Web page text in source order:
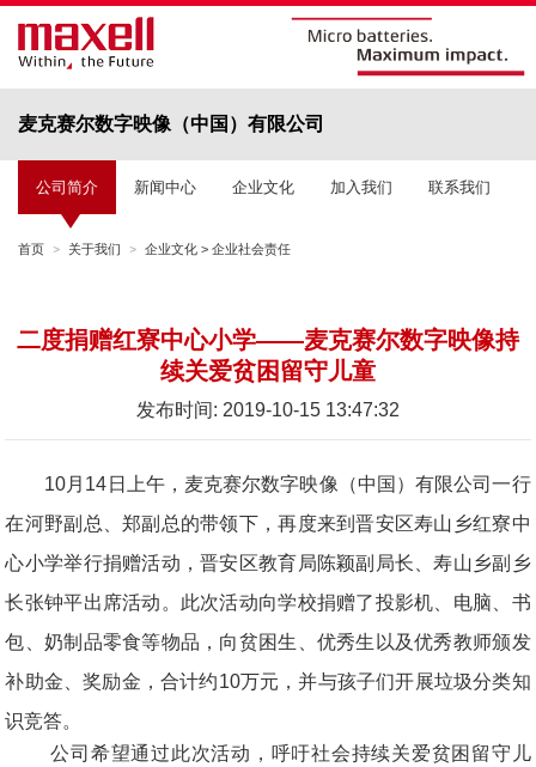
麦克赛尔数字映像（中国）有限公司
公司简介 新闻中心 企业文化 加入我们 联系我们
首页 关于我们 企业文化 > 企业社会责任
二度捐赠红寮中心小学——麦克赛尔数字映像持
续关爱贫困留守儿童
发布时间: 2019-10-15 13:47:32
10月14日上午，麦克赛尔数字映像（中国）有限公司一行
在河野副总、郑副总的带领下，再度来到晋安区寿山乡红寮中
心小学举行捐赠活动，晋安区教育局陈颖副局长、寿山乡副乡
长张钟平出席活动。此次活动向学校捐赠了投影机、电脑、书
包、奶制品零食等物品，向贫困生、优秀生以及优秀教师颁发
补助金、奖励金，合计约10万元，并与孩子们开展垃圾分类知
识竞答。
公司希望通过此次活动，呼吁社会持续关爱贫困留守儿